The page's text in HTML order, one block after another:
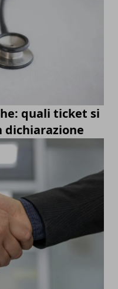
quali ticket si
dichiarazione